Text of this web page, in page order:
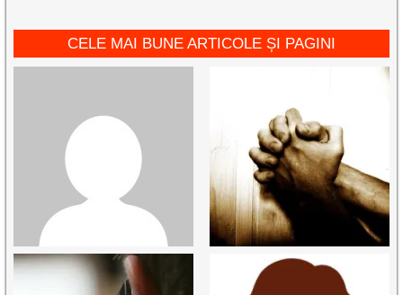
CELE MAI BUNE ARTICOLE ȘI PAGINI